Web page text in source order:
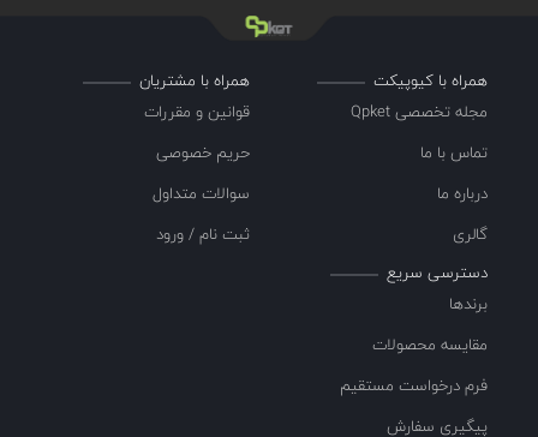
همراه با کیوپیکت
مجله تخصصی Qpket
تماس با ما
درباره ما
گالری
همراه با مشتریان
قوانین و مقررات
حریم خصوصی
سوالات متداول
ثبت نام / ورود
دسترسی سریع
برندها
مقایسه محصولات
فرم درخواست مستقیم
پیگیری سفارش